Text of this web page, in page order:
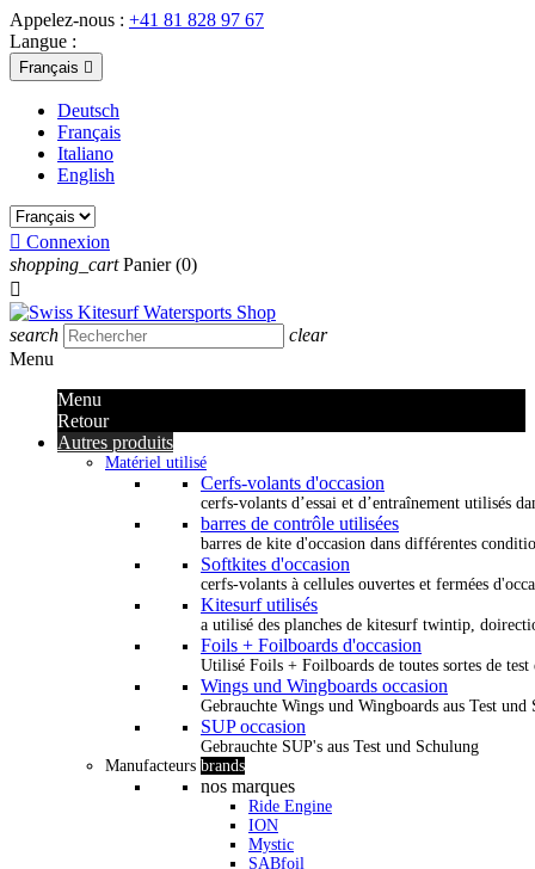
Appelez-nous : +41 81 828 97 67
Langue :
Français 
Deutsch
Français
Italiano
English
 Connexion
shopping_cart Panier (0)

search
clear
Menu
Menu
Retour
Autres produits
Matériel utilisé
Cerfs-volants d'occasion
cerfs-volants d’essai et d’entraînement utilisés
barres de contrôle utilisées
barres de kite d'occasion dans différentes
Softkites d'occasion
cerfs-volants à cellules ouvertes et fermées
Kitesurf utilisés
a utilisé des planches de kitesurf twintip,
Foils + Foilboards d'occasion
Utilisé Foils + Foilboards de toutes sortes de test
Wings und Wingboards occasion
Gebrauchte Wings und Wingboards aus Test und
SUP occasion
Gebrauchte SUP's aus Test und Schulung
Manufacteurs brands
nos marques
Ride Engine
ION
Mystic
SABfoil